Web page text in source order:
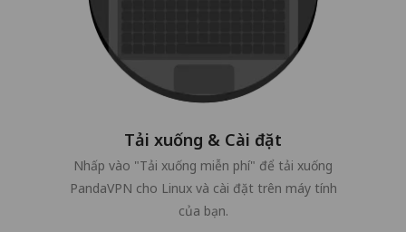
Tải xuống & Cài đặt
Nhấp vào "Tải xuống miễn phí" để tải xuống
PandaVPN cho Linux và cài đặt trên máy tính
của bạn.